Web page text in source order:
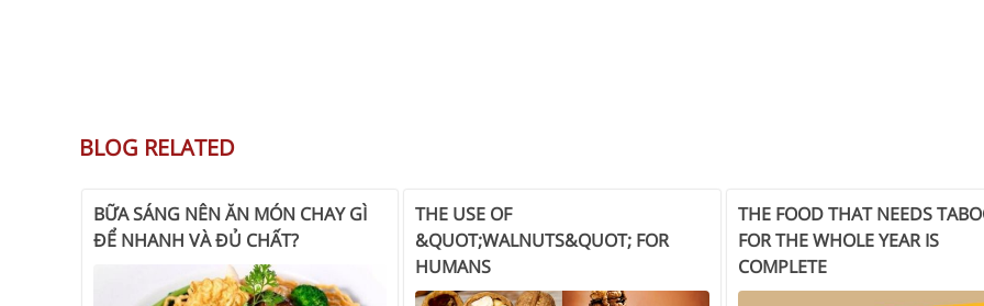
BLOG RELATED
BỮA SÁNG NÊN ĂN MÓN CHAY GÌ
ĐỂ NHANH VÀ ĐỦ CHẤT?
THE USE OF
&QUOT;WALNUTS&QUOT; FOR
HUMANS
THE FOOD THAT NEEDS
FOR THE WHOLE YEAR IS
COMPLETE